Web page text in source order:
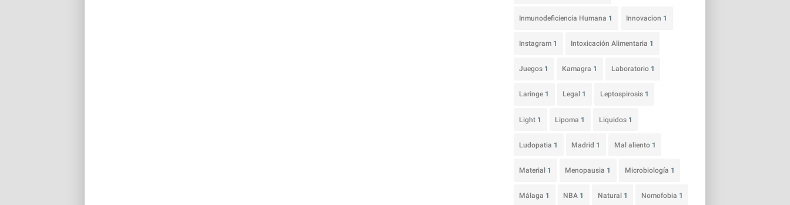
Inmunodeficiencia Humana 1 Innovacion 1
Instagram 1 Intoxicación Alimentaria 1
Juegos 1 Kamagra 1 Laboratorio 1
Laringe 1 Legal 1 Leptospirosis 1
Light 1 Lipoma 1 Liquidos 1
Ludopatia 1 Madrid 1 Mal aliento 1
Material 1 Menopausia 1 Microbiología 1
Málaga 1 NBA 1 Natural 1 Nomofobia 1